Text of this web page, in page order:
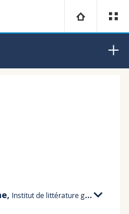
et management
Littérature générale et
, Institut de littérature générale et comparée